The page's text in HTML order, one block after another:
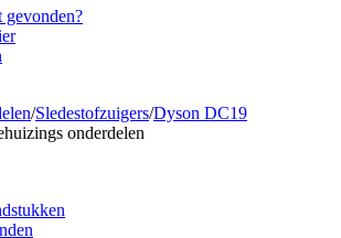
gevonden?
/Sledestofzuigers/Dyson DC19
onderdelen